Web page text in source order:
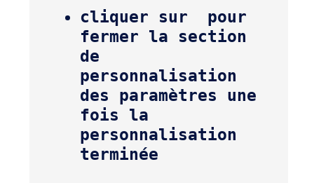
cliquer sur
pour
fermer la section
de
personnalisation
des paramètres une
fois la
personnalisation
terminée